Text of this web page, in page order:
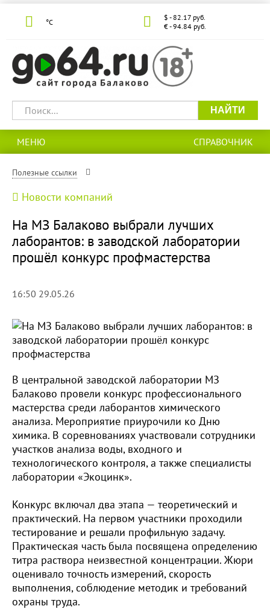
°С
$ - 82.17 руб.
€ - 94.84 руб.
НАЙТИ
МЕНЮ СПРАВОЧНИК
Полезные ссылки
Новости компаний
На МЗ Балаково выбрали лучших
лаборантов: в заводской лаборатории
прошёл конкурс профмастерства
16:50 29.05.26
В центральной заводской лаборатории МЗ
Балаково провели конкурс профессионального
мастерства среди лаборантов химического
анализа. Мероприятие приурочили ко Дню
химика. В соревнованиях участвовали сотрудники
участков анализа воды, входного и
технологического контроля, а также специалисты
лаборатории «Экоцинк».
Конкурс включал два этапа — теоретический и
практический. На первом участники проходили
тестирование и решали профильную задачу.
Практическая часть была посвящена определению
титра раствора неизвестной концентрации. Жюри
оценивало точность измерений, скорость
выполнения, соблюдение методик и требований
охраны труда.